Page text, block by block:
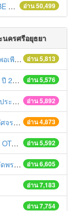
อ่าน 50,499
ครศรีอยุธยา
อ่าน 5,813
แบบ
อ่าน 5,576
อ่าน 5,892
ปี 2558
อ่าน 4,873
บน 1”
อ่าน 5,592
ารมี
อ่าน 6,605
ใหม่
อ่าน 7,183
อ่าน 7,754